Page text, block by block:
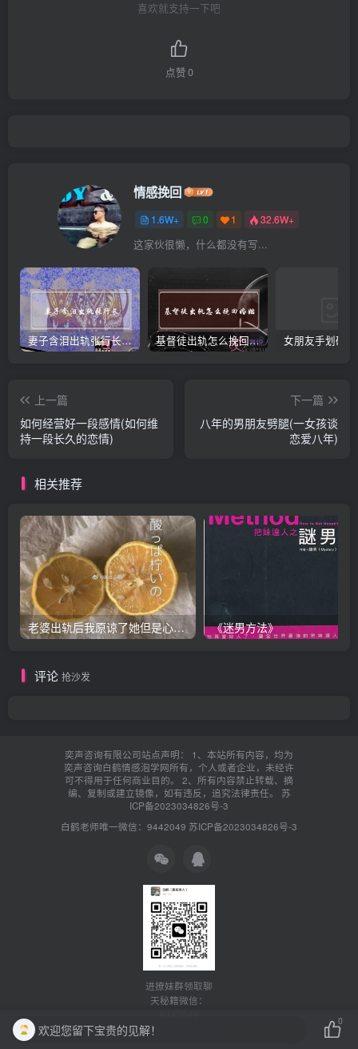
喜欢就支持一下吧
点赞0
情感挽回
1.6W+ 0 1 32.6W+
这家伙很懒，什么都没有写...
妻子含泪出轨张行长 她说全都是因为家中 基督徒出轨怎么挽回婚姻(基督徒面对出轨婚姻)
上一篇
如何经营好一段感情(如何维
持一段长久的恋情)
下一篇
八年的男朋友劈腿(一女孩谈
恋爱八年)
相关推荐
老婆出轨后我原谅了她但是心里放不下怎么办？ 《迷男方法》
评论 抢沙发
奕声咨询有限公司站点声明： 1、本站所有内容，均为
奕声咨询白鹤情感泡学网所有，个人或者企业，未经许
可不得用于任何商业目的。 2、所有内容禁止转载、摘
编、复制或建立镜像，如有违反，追究法律责任。 苏
ICP备2023034826号-3
白鹤老师唯一微信：9442049 苏ICP备2023034826号-3
进撩妹群领取聊
天秘籍微信：
欢迎您留下宝贵的见解！
0